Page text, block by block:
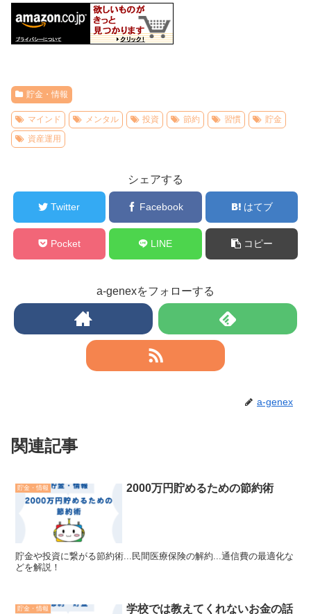
貯金・情報
マインド メンタル 投資 節約 習慣
貯金
資産運用
シェアする
Twitter Facebook はてブ
Pocket LINE コピー
a-genexをフォローする
a-genex
関連記事
貯金・情報 2000万円貯めるための節約術
貯金や投資に繋がる節約術...民間医療保険の解約...通信費の最適化な
どを解説！
貯金・情報
学校では教えてくれないお金の話